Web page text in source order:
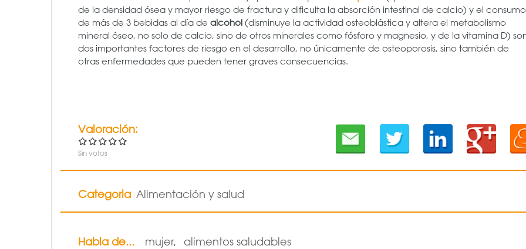
de la densidad ósea y mayor riesgo de fractura y dificulta la absorción intestinal de calcio) y el consumo
de más de 3 bebidas al día de alcohol (disminuye la actividad osteoblástica y altera el metabolismo
mineral óseo, no solo de calcio, sino de otros minerales como fósforo y magnesio, y de la vitamina D)
dos importantes factores de riesgo en el desarrollo, no únicamente de osteoporosis, sino también de
otras enfermedades que pueden tener graves consecuencias.
Valoración:
Sin votos
Categoria Alimentación y salud
Habla de... mujer, alimentos saludables